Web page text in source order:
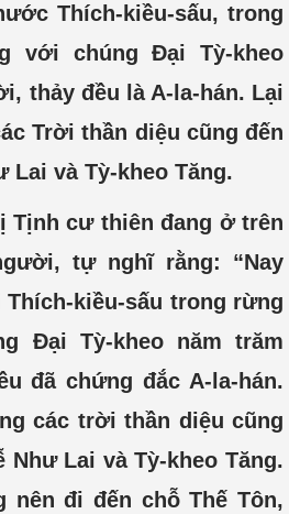
Thích-kiều-sấu, trong
với chúng Đại Tỳ-kheo
thảy đều là A-la-hán. Lại
Trời thần diệu cũng đến
Lai và Tỳ-kheo Tăng.
Tịnh cư thiên đang ở trên
tự nghĩ rằng: “Nay
Thích-kiều-sấu trong rừng
Đại Tỳ-kheo năm trăm
đã chứng đắc A-la-hán.
các trời thần diệu cũng
Lai và Tỳ-kheo Tăng.
nên đi đến chỗ Thế Tôn,